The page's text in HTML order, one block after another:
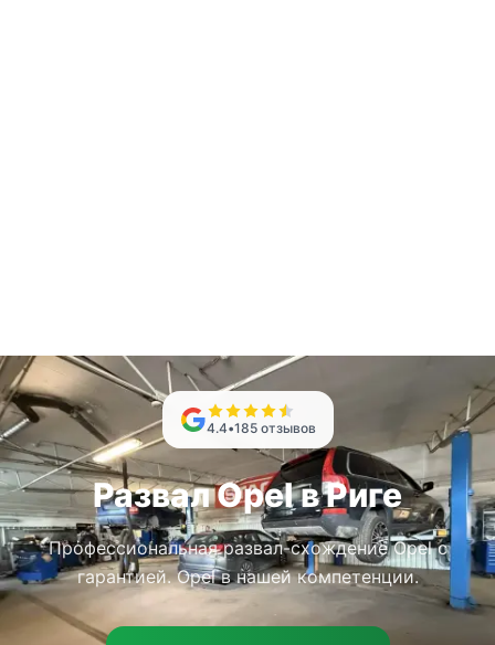
4.4•185 отзывов
Развал Opel в Риге
Профессиональная развал-схождение Opel с
гарантией. Opel в нашей компетенции.